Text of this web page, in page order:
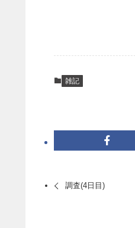
雑記
調査(4日目)